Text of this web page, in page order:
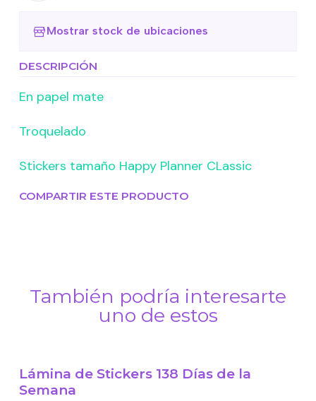
Mostrar stock de ubicaciones
DESCRIPCIÓN
En papel mate
Troquelado
Stickers tamaño Happy Planner CLassic
COMPARTIR ESTE PRODUCTO
También podría interesarte
uno de estos
Lámina de Stickers 138 Días de la
Semana